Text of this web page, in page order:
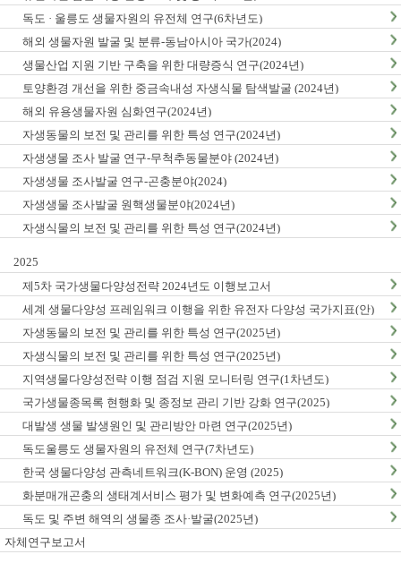
독도 · 울릉도 생물자원의 유전체 연구(6차년도)
해외 생물자원 발굴 및 분류-동남아시아 국가(2024)
생물산업 지원 기반 구축을 위한 대량증식 연구(2024년)
토양환경 개선을 위한 중금속내성 자생식물 탐색발굴 (2024년)
해외 유용생물자원 심화연구(2024년)
자생동물의 보전 및 관리를 위한 특성 연구(2024년)
자생생물 조사 발굴 연구-무척추동물분야 (2024년)
자생생물 조사발굴 연구-곤충분야(2024)
자생생물 조사발굴 원핵생물분야(2024년)
자생식물의 보전 및 관리를 위한 특성 연구(2024년)
2025
제5차 국가생물다양성전략 2024년도 이행보고서
세계 생물다양성 프레임워크 이행을 위한 유전자 다양성 국가지표(안)
마련(1차년도)
자생동물의 보전 및 관리를 위한 특성 연구(2025년)
자생식물의 보전 및 관리를 위한 특성 연구(2025년)
지역생물다양성전략 이행 점검 지원 모니터링 연구(1차년도)
국가생물종목록 현행화 및 종정보 관리 기반 강화 연구(2025)
대발생 생물 발생원인 및 관리방안 마련 연구(2025년)
독도울릉도 생물자원의 유전체 연구(7차년도)
한국 생물다양성 관측네트워크(K-BON) 운영 (2025)
화분매개곤충의 생태계서비스 평가 및 변화예측 연구(2025년)
독도 및 주변 해역의 생물종 조사·발굴(2025년)
자체연구보고서